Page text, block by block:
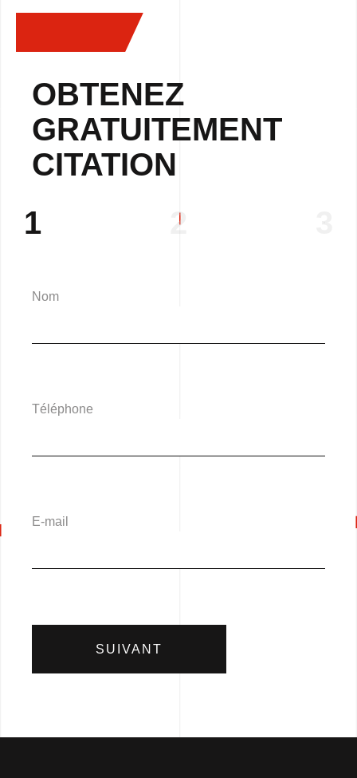
OBTENEZ
GRATUITEMENT
CITATION
1
2 3
Nom
Téléphone
E-mail
SUIVANT